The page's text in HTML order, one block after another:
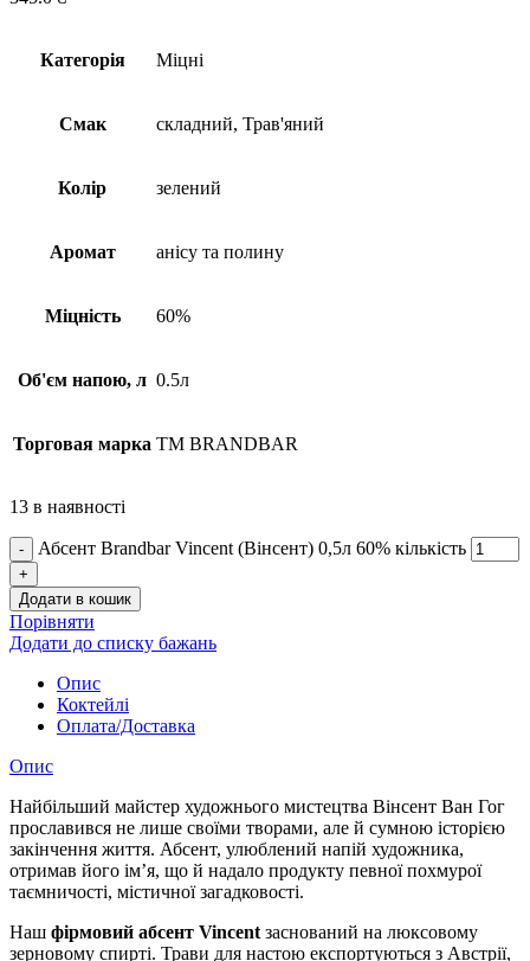
Категорія Міцні
Смак складний, Трав'яний
Колір зелений
Аромат анісу та полину
Міцність 60%
Об'єм напою, л 0.5л
Торговая марка TM BRANDBAR
13 в наявності
Абсент Brandbar Vincent (Вінсент) 0,5л 60% кількість
Додати в кошик
Порівняти
Додати до списку бажань
Опис
Коктейлі
Оплата/Доставка
Опис
Найбільший майстер художнього мистецтва Вінсент Ван Гог
прославився не лише своїми творами, але й сумною історією
закінчення життя. Абсент, улюблений напій художника,
отримав його ім’я, що й надало продукту певної похмурої
таємничості, містичної загадковості.
Наш фірмовий абсент Vincent заснований на люксовому
зерновому спирті. Трави для настою експортуються з Австрії,